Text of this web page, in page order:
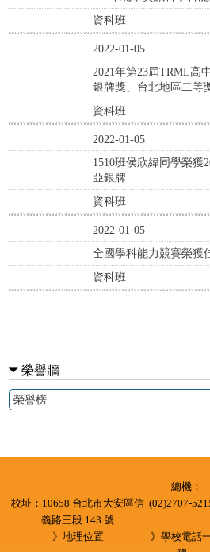
資科班
2022-01-05
2021年第23屆TRML高
銀牌獎、台北地區二等
資科班
2022-01-05
1510班侯欣緯同學榮獲
亞銀牌
資科班
2022-01-05
全國學科能力競賽榮獲
資科班
榮譽牆
榮譽榜
校址：10658 台北市大安區信
義路三段 143 號
》地理位置
總機：
(02)2707-
》學校電話